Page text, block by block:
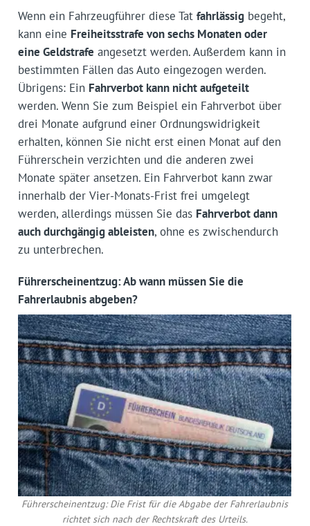
Wenn ein Fahrzeugführer diese Tat fahrlässigbegeht,
kann eine Freiheitsstrafe von sechs Monaten oder
eine Geldstrafe angesetzt werden. Außerdem kann in
bestimmten Fällen das Auto eingezogen werden.
Übrigens: Ein Fahrverbot kann nicht aufgeteilt
werden. Wenn Sie zum Beispiel ein Fahrverbot über
drei Monate aufgrund einer Ordnungswidrigkeit
erhalten, können Sie nicht erst einen Monat auf den
Führerschein verzichten und die anderen zwei
Monate später ansetzen. Ein Fahrverbot kann zwar
innerhalb der Vier-Monats-Frist frei umgelegt
werden, allerdings müssen Sie das Fahrverbot dann
auch durchgängig ableisten, ohne es zwischendurch
zu unterbrechen.
Führerscheinentzug: Ab wann müssen Sie die
Fahrerlaubnis abgeben?
Führerscheinentzug: Die Frist für die Abgabe der Fahrerlaubnis
richtet sich nach der Rechtskraft des Urteils.